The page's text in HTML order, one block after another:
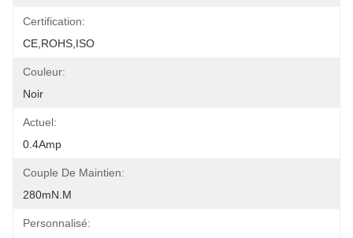
Certification:
CE,ROHS,ISO
Couleur:
Noir
Actuel:
0.4Amp
Couple De Maintien:
280mN.m
Personnalisé: